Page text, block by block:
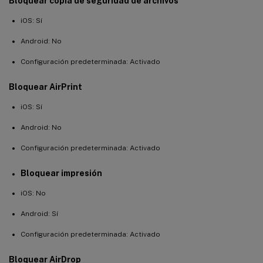
iOS: Sí
Android: No
Configuración predeterminada: Activado
Bloquear AirPrint
iOS: Sí
Android: No
Configuración predeterminada: Activado
Bloquear impresión
iOS: No
Android: Sí
Configuración predeterminada: Activado
Bloquear AirDrop